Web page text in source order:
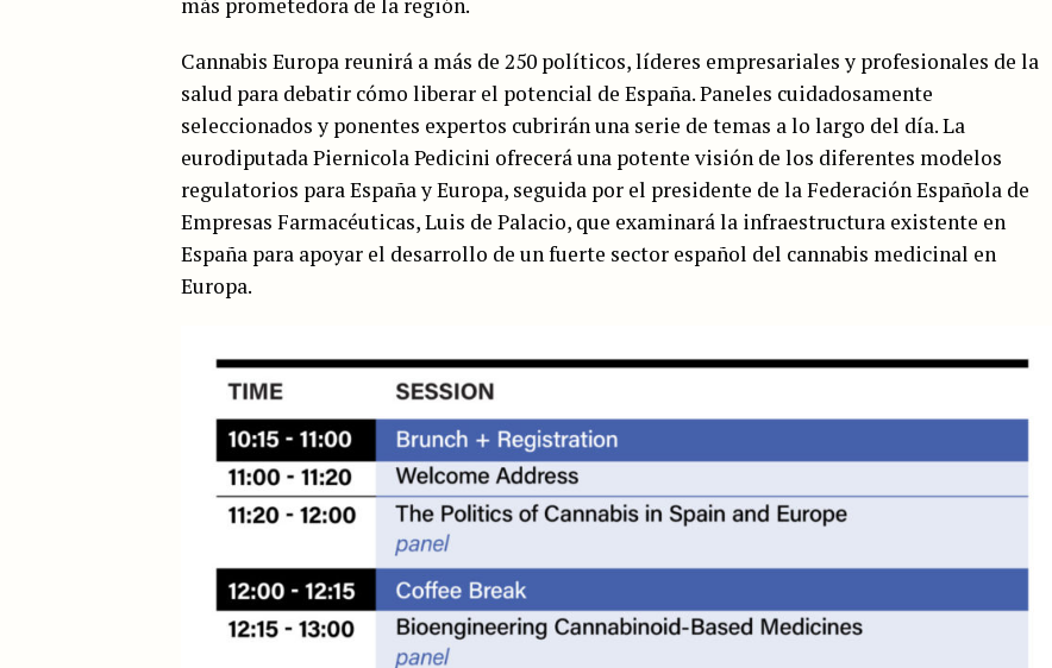
Cannabis Europa reunirá a más de 250 políticos, líderes empresariales y profesionales de la
salud para debatir cómo liberar el potencial de España. Paneles cuidadosamente
seleccionados y ponentes expertos cubrirán una serie de temas a lo largo del día. La
eurodiputada Piernicola Pedicini ofrecerá una potente visión de los diferentes modelos
regulatorios para España y Europa, seguida por el presidente de la Federación Española de
Empresas Farmacéuticas, Luis de Palacio, que examinará la infraestructura existente en
España para apoyar el desarrollo de un fuerte sector español del cannabis medicinal en
Europa.